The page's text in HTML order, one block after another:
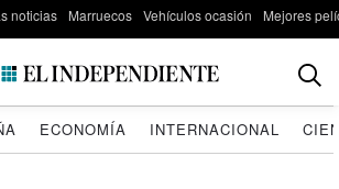
noticias Marruecos Vehículos ocasión Mejores
ECONOMÍA INTERNACIONAL